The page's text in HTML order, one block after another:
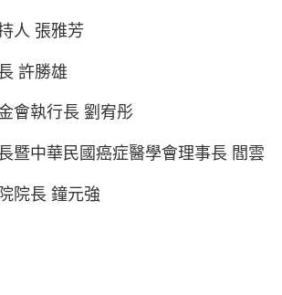
人 張雅芳
許勝雄
會執行長 劉宥彤
暨中華民國癌症醫學會理事長 閻雲
院長 鐘元強